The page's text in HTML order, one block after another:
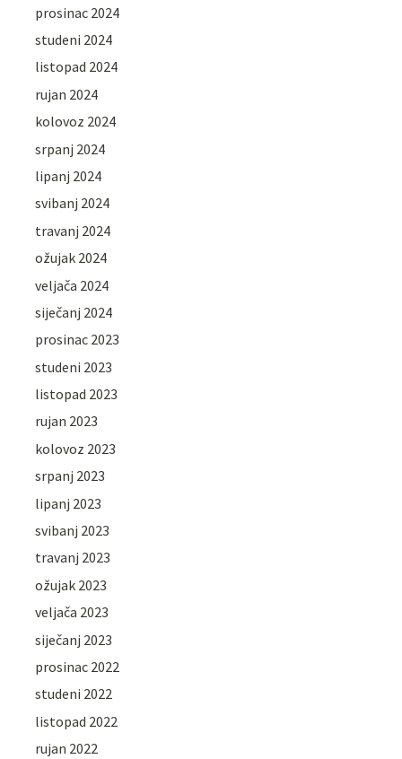
prosinac 2024
studeni 2024
listopad 2024
rujan 2024
kolovoz 2024
srpanj 2024
lipanj 2024
svibanj 2024
travanj 2024
ožujak 2024
veljača 2024
siječanj 2024
prosinac 2023
studeni 2023
listopad 2023
rujan 2023
kolovoz 2023
srpanj 2023
lipanj 2023
svibanj 2023
travanj 2023
ožujak 2023
veljača 2023
siječanj 2023
prosinac 2022
studeni 2022
listopad 2022
rujan 2022